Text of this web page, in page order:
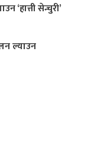
‘हात्ती सेन्चुरी’
ल्याउन